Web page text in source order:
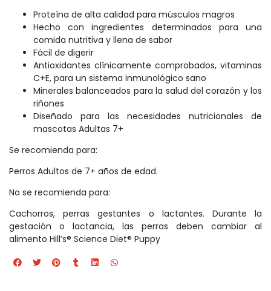
Proteína de alta calidad para músculos magros
Hecho con ingredientes determinados para una
comida nutritiva y llena de sabor
Fácil de digerir
Antioxidantes clínicamente comprobados, vitaminas
C+E, para un sistema inmunológico sano
Minerales balanceados para la salud del corazón y los
riñones
Diseñado para las necesidades nutricionales de
mascotas Adultas 7+
Se recomienda para:
Perros Adultos de 7+ años de edad.
No se recomienda para:
Cachorros, perras gestantes o lactantes. Durante la
gestación o lactancia, las perras deben cambiar al
alimento Hill’s® Science Diet® Puppy